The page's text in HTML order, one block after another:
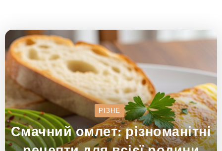
РІЗНЕ
Смачний омлет: різноманітні